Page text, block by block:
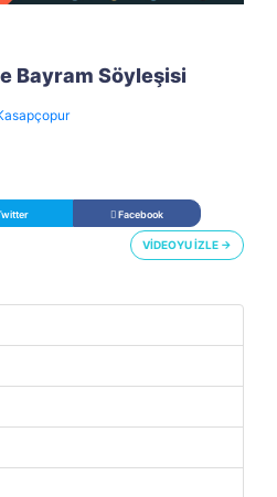
Bayram Söyleşisi
Facebook
VİDEOYU İZLE →